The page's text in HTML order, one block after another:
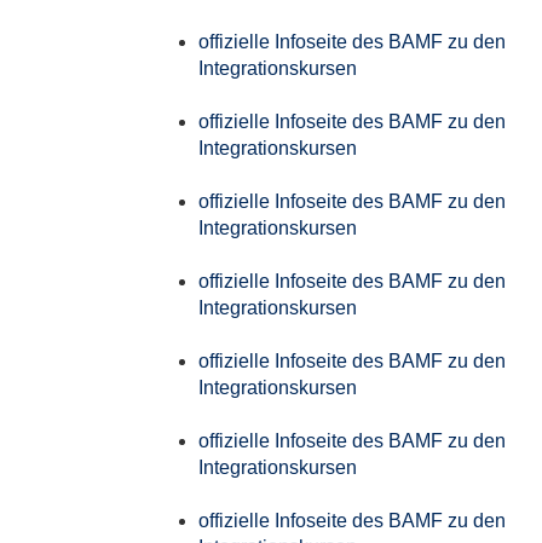
offizielle Infoseite des BAMF zu den
Integrationskursen
offizielle Infoseite des BAMF zu den
Integrationskursen
offizielle Infoseite des BAMF zu den
Integrationskursen
offizielle Infoseite des BAMF zu den
Integrationskursen
offizielle Infoseite des BAMF zu den
Integrationskursen
offizielle Infoseite des BAMF zu den
Integrationskursen
offizielle Infoseite des BAMF zu den